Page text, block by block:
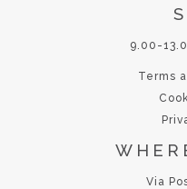
9.00-
Terms
Via